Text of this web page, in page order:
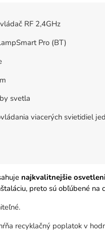
RF 2,4GHz
Pro (BT)
svetla
viacerých svietidiel
najkvalitnejšie
preto sú obľúbené na
recyklačný poplatok v